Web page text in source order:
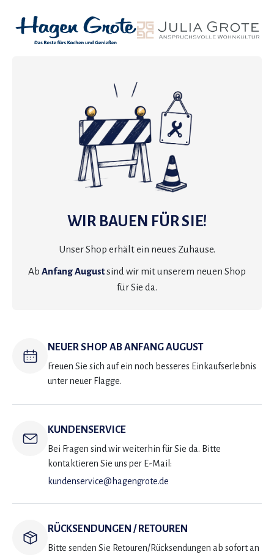
WIR BAUEN FÜR SIE!
Unser Shop erhält ein neues Zuhause.
Ab Anfang Augustsind wir mit unserem neuen Shop
für Sie da.
NEUER SHOP AB ANFANG AUGUST
Freuen Sie sich auf ein noch besseres Einkaufserlebnis
unter neuer Flagge.
KUNDENSERVICE
Bei Fragen sind wir weiterhin für Sie da. Bitte
kontaktieren Sie uns per E-Mail:
kundenservice@hagengrote.de
RÜCKSENDUNGEN / RETOUREN
Bitte senden Sie Retouren/Rücksendungen ab sofort an